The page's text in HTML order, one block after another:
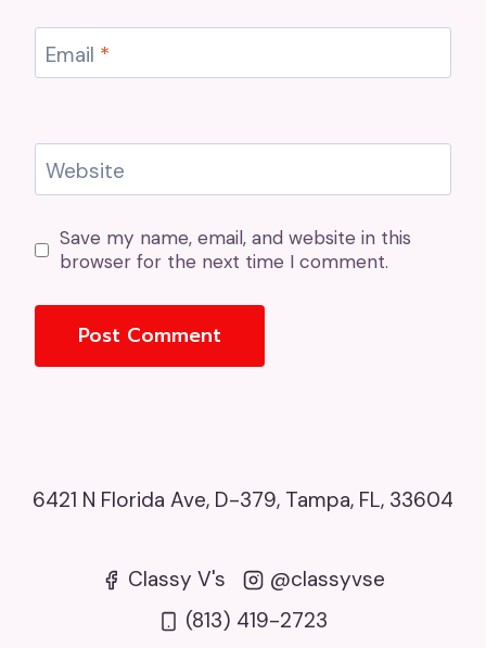
Email *
Website
Save my name, email, and website in this
browser for the next time I comment.
6421 N Florida Ave, D-379, Tampa, FL, 33604
Classy V's
@classyvse
(813) 419-2723